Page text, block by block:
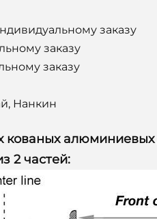
заказу
заказу
заказу
Нанкин
кованых алюминиевых
2 частей: